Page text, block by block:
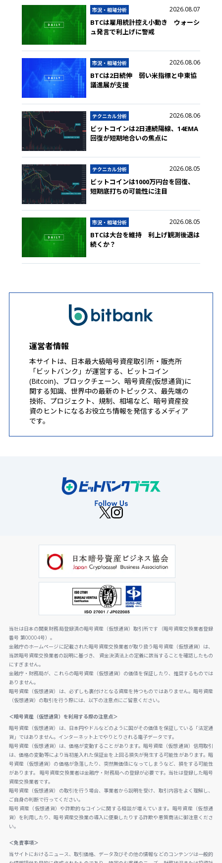
市況・相場分析 2026.08.07
BTCは雇用統計控え小動き ウォーシ
ュ発言で利上げに警戒
市況・相場分析 2026.08.06
BTCは2日続伸 弱い米指標と中東協
議進展が支援
テクニカル分析 2026.08.06
ビットコインは2日連続陽線、14EMA
回復が短期地合いの焦点に
テクニカル分析 2026.08.05
ビットコインは1000万円台を回復、
短期底打ちの可能性に注目
市況・相場分析 2026.08.05
BTCは大台を維持 利上げ観測後退は
続くか？
運営者情報
本サイトは、日本最大級暗号資産取引所・販売所
「ビットバンク」が運営する、ビットコイン
(Bitcoin)、ブロックチェーン、暗号資産(仮想通貨)に
関する知識、世界中の最新のトピックス、最先端の
技術、プロジェクト、規制、相場など、暗号資産投
資のヒントになるお役立ち情報を発信するメディア
です。
当社は日本の関東財務局登録済の暗号資産（仮想通貨）取引所です（暗号資産交換業者登録
番号 第00004号）。
金融庁のホームページに記載された暗号資産交換業者が取り扱う暗号資産（仮想通貨）は、
当該暗号資産交換業者の説明に基づき、 資金決済法上の定義に該当することを確認したもの
にすぎません。
金融庁・財務局が、これらの暗号資産（仮想通貨）の価値を保証したり、推奨するものでは
ありません。
暗号資産（仮想通貨）は、必ずしも裏付けとなる資産を持つものではありません。暗号資産
（仮想通貨）の取引を行う際には、以下の注意点にご留意ください。
＜暗号資産（仮想通貨）を利用する際の注意点＞
暗号資産（仮想通貨）は、日本円やドルなどのように国がその価値を保証している「法定通
貨」ではありません。インターネット上でやりとりされる電子データです。
暗号資産（仮想通貨）は、価格が変動することがあります。暗号資産（仮想通貨）信用取引
は、価格の変動等により当初差入れた保証金を上回る損失が発生する可能性があります。暗
号資産（仮想通貨）の価格が急落したり、突然無価値になってしまうなど、損をする可能性
があります。 暗号資産交換業者は金融庁・財務局への登録が必要です。当社は登録した暗号
資産交換業者です。
暗号資産（仮想通貨）の取引を行う場合、事業者から説明を受け、取引内容をよく理解し、
ご自身の判断で行ってください。
暗号資産（仮想通貨）や詐欺的なコインに関する相談が増えています。暗号資産（仮想通
貨）を利用したり、暗号資産交換業の導入に便乗したりする詐欺や悪質商法に御注意くださ
い。
＜免責事項＞
当サイトにおけるニュース、取引価格、データ及びその他の情報などのコンテンツは一般的